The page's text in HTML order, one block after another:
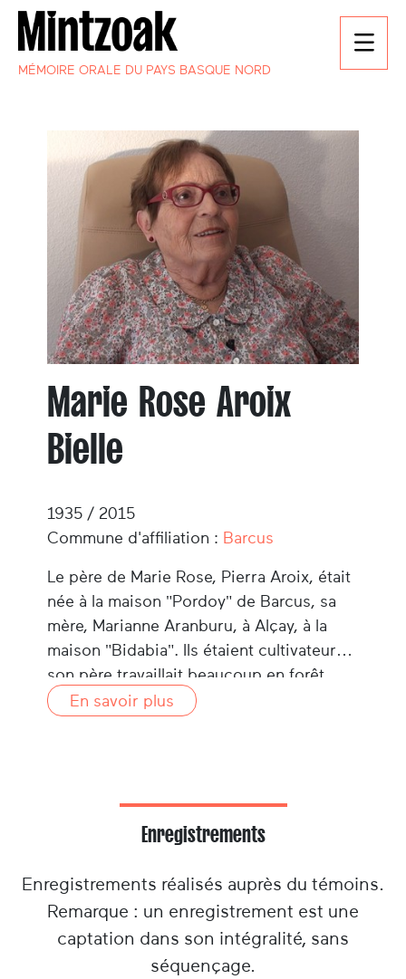
MÉMOIRE ORALE DU PAYS BASQUE NORD
Marie Rose Aroix
Bielle
1935 / 2015
Commune d'affiliation : Barcus
Le père de Marie Rose, Pierra Aroix, était
née à la maison "Pordoy" de Barcus, sa
mère, Marianne Aranburu, à Alçay, à la
maison "Bidabia". Ils étaient cultivateurs :
son père travaillait beaucoup en forêt,
coupait et vendait du bois. Ils avaient un
Marie Rose est allée travailler à Paris
travaillé dans une usine. Elle a épousé
Jean Bielle, qu'elle a rencontré à Paris.
Quand ils retournèrent à Mauléon, Marie
Rose travailla à l'usine Bidegain ; son mari
En savoir plus
Enregistrements
Enregistrements réalisés auprès du témoins.
Remarque : un enregistrement est une
captation dans son intégralité, sans
séquençage.